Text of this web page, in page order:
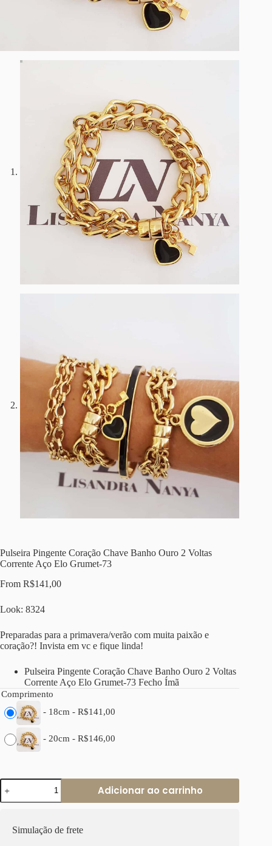
Pulseira Pingente Coração Chave Banho Ouro 2 Voltas
Corrente Aço Elo Grumet-73
From R$141,00
Look: 8324
Preparadas para a primavera/verão com muita paixão e
coração?! Invista em vc e fique linda!
Pulseira Pingente Coração Chave Banho Ouro 2 Voltas
Corrente Aço Elo Grumet-73 Fecho Ímã
Comprimento
- 18cm - R$141,00
- 20cm - R$146,00
Pulseira
Pingente
Coração
Ouro
Adicionar ao carrinho
Simulação de frete